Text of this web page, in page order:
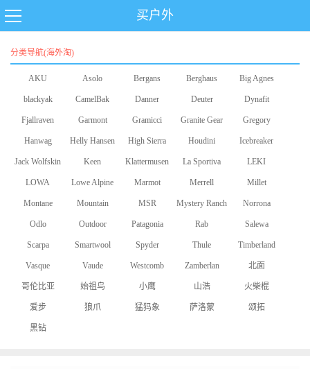
买户外
分类导航(海外淘)
AKU Asolo Bergans Berghaus Big Agnes
blackyak CamelBak Danner Deuter Dynafit
Fjallraven Garmont Gramicci Granite Gear Gregory
Hanwag Helly Hansen High Sierra Houdini Icebreaker
Jack Wolfskin Keen Klattermusen La Sportiva LEKI
LOWA Lowe Alpine Marmot Merrell Millet
Montane Mountain
Equipment
MSR Mystery Ranch Norrona
Odlo Outdoor
Research
Patagonia Rab Salewa
Scarpa Smartwool Spyder Thule Timberland
Vasque Vaude Westcomb Zamberlan 北面
哥伦比亚 始祖鸟 小鹰 山浩 火柴棍
爱步 狼爪 猛犸象 萨洛蒙 颂拓
黑钻